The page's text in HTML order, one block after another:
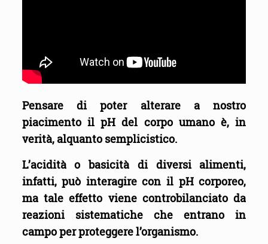
Pensare di poter alterare a nostro
piacimento il pH del corpo umano è, in
verità, alquanto semplicistico.
L’acidità o basicità di diversi alimenti,
infatti, può interagire con il pH corporeo,
ma tale effetto viene controbilanciato da
reazioni sistematiche che entrano in
campo per proteggere l’organismo.